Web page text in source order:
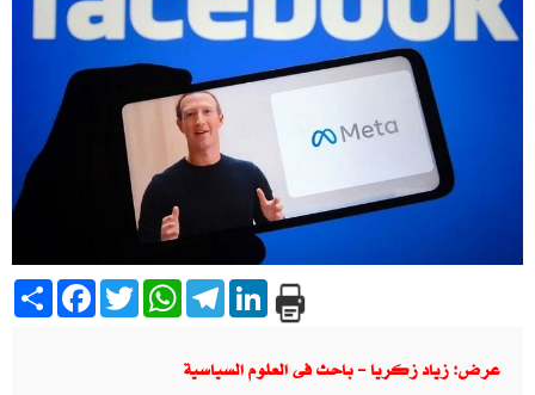
Share Facebook
TwitterWhatsAppTelegramLinkedIn
عرض: زياد زكريا - باحث فى العلوم السياسية